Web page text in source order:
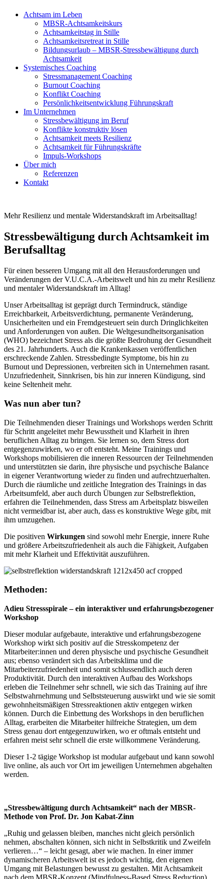
Achtsam im Leben
MBSR-Achtsamkeitskurs
Achtsamkeitstag in Stille
Achtsamkeitsretreat in Stille
Bildungsurlaub – MBSR-Stressbewältigung durch
Achtsamkeit
Systemisches Coaching
Stressmanagement Coaching
Burnout Coaching
Konflikt Coaching
Persönlichkeitsentwicklung Führungskraft
Im Unternehmen
Stressbewältigung im Beruf
Konflikte konstruktiv lösen
Achtsamkeit meets Resilienz
Achtsamkeit für Führungskräfte
Impuls-Workshops
Über mich
Referenzen
Kontakt
Mehr Resilienz und mentale Widerstandskraft im Arbeitsalltag!
Stressbewältigung durch Achtsamkeit im
Berufsalltag
Für einen besseren Umgang mit all den Herausforderungen und
Veränderungen der V.U.C.A.-Arbeitswelt und hin zu mehr Resilienz
und mentaler Widerstandskraft im Alltag!
Unser Arbeitsalltag ist geprägt durch Termindruck, ständige
Erreichbarkeit, Arbeitsverdichtung, permanente Veränderung,
Unsicherheiten und ein Fremdgesteuert sein durch Dringlichkeiten
und Anforderungen von außen. Die Weltgesundheitsorganisation
(WHO) bezeichnet Stress als die größte Bedrohung der Gesundheit
des 21. Jahrhunderts. Auch die Krankenkassen veröffentlichen
erschreckende Zahlen. Stressbedingte Symptome, bis hin zu
Burnout und Depressionen, verbreiten sich in Unternehmen rasant.
Unzufriedenheit, Sinnkrisen, bis hin zur inneren Kündigung, sind
keine Seltenheit mehr.
Was nun aber tun?
Die Teilnehmenden dieser Trainings und Workshops werden Schritt
für Schritt angeleitet mehr Bewusstheit und Klarheit in ihren
beruflichen Alltag zu bringen. Sie lernen so, dem Stress dort
entgegenzuwirken, wo er oft entsteht. Meine Trainings und
Workshops mobilisieren die inneren Ressourcen der Teilnehmenden
und unterstützten sie darin, ihre physische und psychische Balance
in eigener Verantwortung wieder zu finden und aufrechtzuerhalten.
Durch die räumliche und zeitliche Integration des Trainings in das
Arbeitsumfeld, aber auch durch Übungen zur Selbstreflektion,
erfahren die Teilnehmenden, dass Stress am Arbeitsplatz bisweilen
nicht vermeidbar ist, aber auch, dass es konstruktive Wege gibt, mit
ihm umzugehen.
Die positiven Wirkungen sind sowohl mehr Energie, innere Ruhe
und größere Arbeitszufriedenheit als auch die Fähigkeit, Aufgaben
mit mehr Klarheit und Effektivität auszuführen.
Methoden:
Adieu Stressspirale – ein interaktiver und erfahrungsbezogener
Workshop
Dieser modular aufgebaute, interaktive und erfahrungsbezogene
Workshop wirkt sich positiv auf die Stresskompetenz der
Mitarbeiter:innen und deren physische und psychische Gesundheit
aus; ebenso verändert sich das Arbeitsklima und die
Mitarbeiterzufriedenheit und somit schlussendlich auch deren
Produktivität. Durch den interaktiven Aufbau des Workshops
erleben die Teilnehmer sehr schnell, wie sich das Training auf ihre
Selbstwahrnehmung und Selbststeuerung auswirkt und wie sie somit
gewohnheitsmäßigen Stressreaktionen aktiv entgegen wirken
können. Durch die Einbettung des Workshops in den beruflichen
Alltag, erarbeiten die Mitarbeiter hilfreiche Strategien, um dem
Stress genau dort entgegenzuwirken, wo er oftmals entsteht und
erfahren meist sehr schnell die erste willkommene Veränderung.
Dieser 1-2 tägige Workshop ist modular aufgebaut und kann sowohl
live online, als auch vor Ort im jeweiligen Unternehmen abgehalten
werden.
„Stressbewältigung durch Achtsamkeit“ nach der MBSR-
Methode von Prof. Dr. Jon Kabat-Zinn
„Ruhig und gelassen bleiben, manches nicht gleich persönlich
nehmen, abschalten können, sich nicht in Selbstkritik und Zweifeln
verlieren…“ – leicht gesagt, aber wie machen. In einer immer
dynamischeren Arbeitswelt ist es jedoch wichtig, den eigenen
Umgang mit Belastungen bewusst zu gestalten. Mit Achtsamkeit
nach dem MBSR-Konzept (Mindfulness-Based Stress Reduction)